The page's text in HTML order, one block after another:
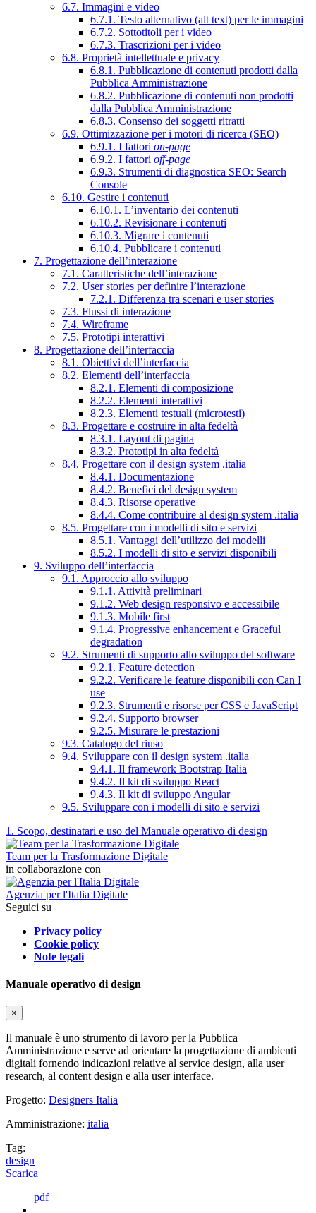
6.7. Immagini e video
6.7.1. Testo alternativo (alt text) per le immagini
6.7.2. Sottotitoli per i video
6.7.3. Trascrizioni per i video
6.8. Proprietà intellettuale e privacy
6.8.1. Pubblicazione di contenuti prodotti dalla
Pubblica Amministrazione
6.8.2. Pubblicazione di contenuti non prodotti
dalla Pubblica Amministrazione
6.8.3. Consenso dei soggetti ritratti
6.9. Ottimizzazione per i motori di ricerca (SEO)
6.9.1. I fattori on-page
6.9.2. I fattori off-page
6.9.3. Strumenti di diagnostica SEO: Search
Console
6.10. Gestire i contenuti
6.10.1. L’inventario dei contenuti
6.10.2. Revisionare i contenuti
6.10.3. Migrare i contenuti
6.10.4. Pubblicare i contenuti
7. Progettazione dell’interazione
7.1. Caratteristiche dell’interazione
7.2. User stories per definire l’interazione
7.2.1. Differenza tra scenari e user stories
7.3. Flussi di interazione
7.4. Wireframe
7.5. Prototipi interattivi
8. Progettazione dell’interfaccia
8.1. Obiettivi dell’interfaccia
8.2. Elementi dell’interfaccia
8.2.1. Elementi di composizione
8.2.2. Elementi interattivi
8.2.3. Elementi testuali (microtesti)
8.3. Progettare e costruire in alta fedeltà
8.3.1. Layout di pagina
8.3.2. Prototipi in alta fedeltà
8.4. Progettare con il design system .italia
8.4.1. Documentazione
8.4.2. Benefici del design system
8.4.3. Risorse operative
8.4.4. Come contribuire al design system .italia
8.5. Progettare con i modelli di sito e servizi
8.5.1. Vantaggi dell’utilizzo dei modelli
8.5.2. I modelli di sito e servizi disponibili
9. Sviluppo dell’interfaccia
9.1. Approccio allo sviluppo
9.1.1. Attività preliminari
9.1.2. Web design responsivo e accessibile
9.1.3. Mobile first
9.1.4. Progressive enhancement e Graceful
degradation
9.2. Strumenti di supporto allo sviluppo del software
9.2.1. Feature detection
9.2.2. Verificare le feature disponibili con Can I
use
9.2.3. Strumenti e risorse per CSS e JavaScript
9.2.4. Supporto browser
9.2.5. Misurare le prestazioni
9.3. Catalogo del riuso
9.4. Sviluppare con il design system .italia
9.4.1. Il framework Bootstrap Italia
9.4.2. Il kit di sviluppo React
9.4.3. Il kit di sviluppo Angular
9.5. Sviluppare con i modelli di sito e servizi
1. Scopo, destinatari e uso del Manuale operativo di design
Team per la Trasformazione Digitale
in collaborazione con
Agenzia per l'Italia Digitale
Seguici su
Privacy policy
Cookie policy
Note legali
Manuale operativo di design
×
Il manuale è uno strumento di lavoro per la Pubblica
Amministrazione e serve ad orientare la progettazione di ambienti
digitali fornendo indicazioni relative al service design, alla user
research, al content design e alla user interface.
Progetto: Designers Italia
Amministrazione: italia
Tag:
design
Scarica
pdf